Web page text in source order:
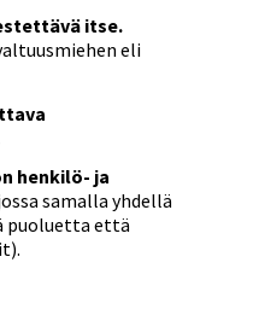
itse.
eli
henkilö- ja
samalla yhdellä
puoluetta että